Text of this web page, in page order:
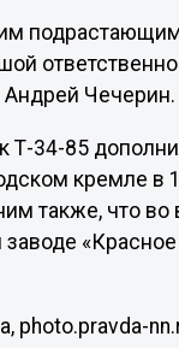
Чечерин.
Т-34-85
кремле в
также, что
заводе
photo.pravda-